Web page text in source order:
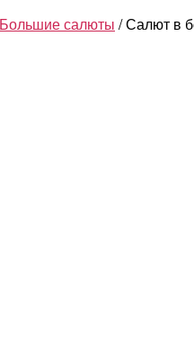
Большие салюты / Салют в